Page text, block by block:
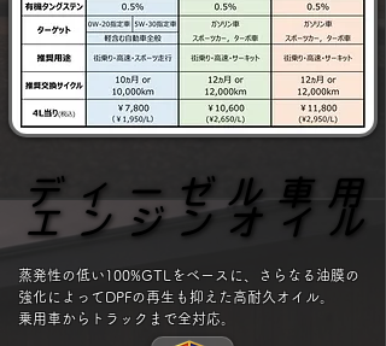
ディーゼル車用
エンジンオイル
ディーゼル車用
エンジンオイル
蒸発性の低い100%GTLをベースに、さらなる油膜の
強化によってDPFの再生も抑えた高耐久オイル。
​乗用車からトラックまで全対応。